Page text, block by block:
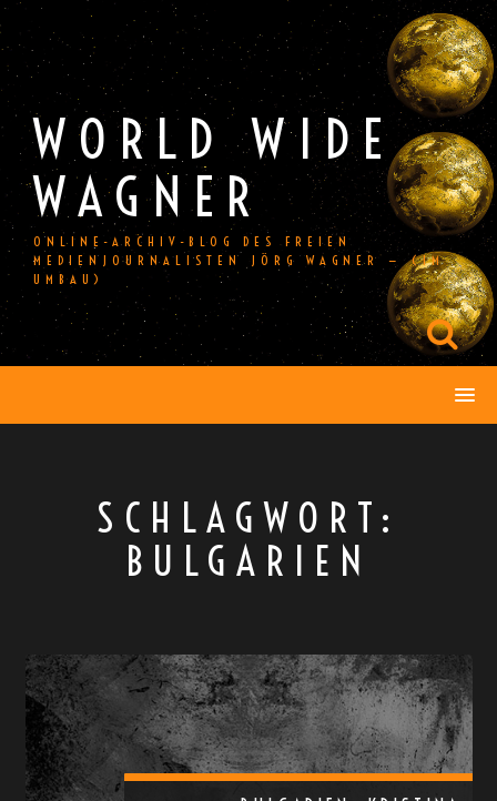
Skip
to
content
WORLD WIDE
WAGNER
ONLINE-ARCHIV-BLOG DES FREIEN
MEDIENJOURNALISTEN JÖRG WAGNER — (IM
UMBAU)
SCHLAGWORT:
BULGARIEN